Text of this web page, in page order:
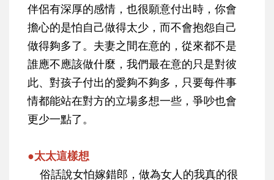
伴侶有深厚的感情，也很願意付出時，你會
擔心的是怕自己做得太少，而不會抱怨自己
做得夠多了。夫妻之間在意的，從來都不是
誰應不應該做什麼，我們最在意的只是對彼
此、對孩子付出的愛夠不夠多，只要每件事
情都能站在對方的立場多想一些，爭吵也會
更少一點了。
●太太這樣想
俗話說女怕嫁錯郎，做為女人的我真的很